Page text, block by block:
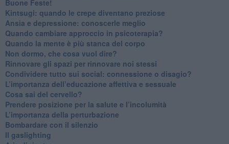
​Buone Feste!
​Kintsugi: quando le crepe diventano preziose
Ansia e depressione: conoscerle meglio
Quando cambiare approccio in psicoterapia?
​Quando la mente è più stanca del corpo
Non dormo, che cosa vuol dire?
​Rinnovare gli spazi per rinnovare noi stessi
​Condividere tutto sui social: connessione o disagio?
​L’importanza dell’educazione affettiva e sessuale
​Cosa sai del cervello?
Prendere posizione per la salute e l’incolumità
L’importanza della perturbazione
​Bombardare con il silenzio
Il gaslighting